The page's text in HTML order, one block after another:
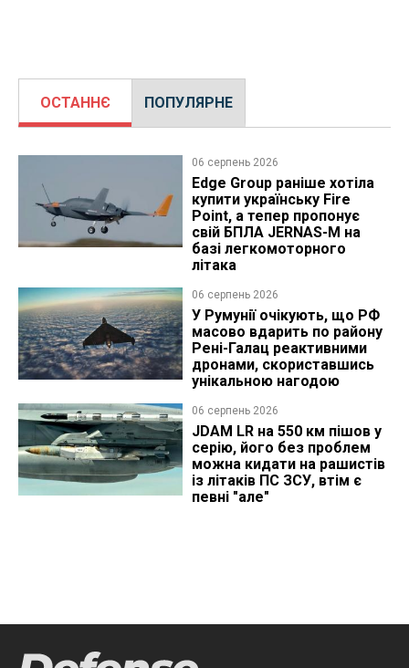
ОСТАННЄ ПОПУЛЯРНЕ
06 серпень 2026
Edge Group раніше хотіла
купити українську Fire
Point, а тепер пропонує
свій БПЛА JERNAS-M на
базі легкомоторного
літака
06 серпень 2026
У Румунії очікують, що РФ
масово вдарить по району
Рені-Галац реактивними
дронами, скориставшись
унікальною нагодою
06 серпень 2026
JDAM LR на 550 км пішов у
серію, його без проблем
можна кидати на рашистів
із літаків ПС ЗСУ, втім є
певні "але"